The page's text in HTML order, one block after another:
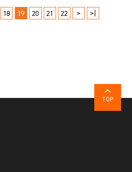
18 19 20 21 22 > >|
TOP